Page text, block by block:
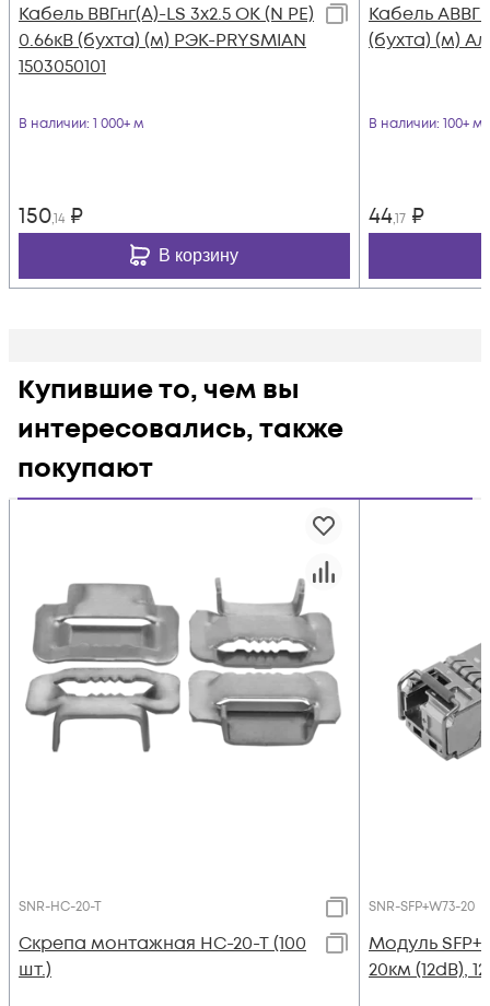
Кабель ВВГнг(А)-LS 3х2.5 ОК (N PE)
0.66кВ (бухта) (м) РЭК-PRYSMIAN
1503050101
В наличии: 1 000+ м
150,14 ₽
В корзину
Кабель АВВГ
(бухта) (м)
В наличии: 100+ м
44,17 ₽
Купившие то, чем вы
интересовались, также
покупают
SNR-HC-20-T
Скрепа монтажная НС-20-Т (100
шт.)
SNR-SFP+W73-20
Модуль SFP+
20км (12dB),